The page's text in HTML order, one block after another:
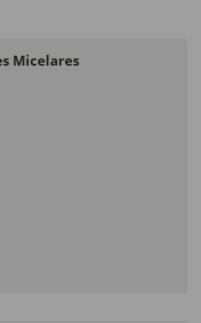
Micelares